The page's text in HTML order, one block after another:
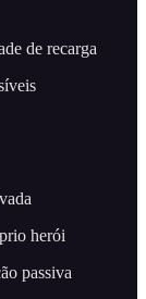
de recarga
herói
passiva